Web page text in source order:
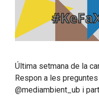
Última setmana de la
Respon a les
@mediambient_ub i